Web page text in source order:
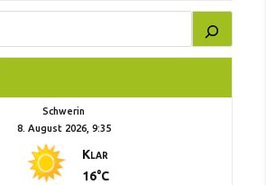
Schwerin
8. August 2026, 9:35
Klar
16°C